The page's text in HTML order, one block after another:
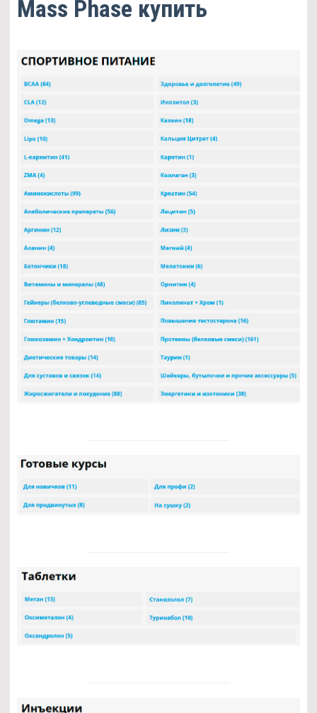
Mass Phase купить